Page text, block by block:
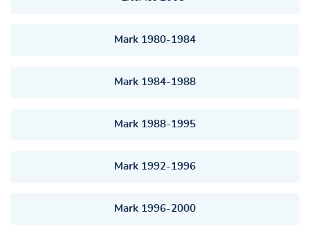
Mark 1980-1984
Mark 1984-1988
Mark 1988-1995
Mark 1992-1996
Mark 1996-2000